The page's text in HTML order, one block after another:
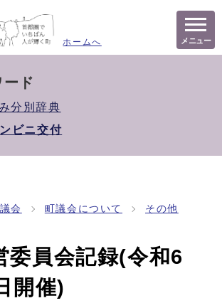
ホームへ メニュー
ド
分別辞典
ビニ交付
会 町議会について その他
委員会記録(令和6
開催)